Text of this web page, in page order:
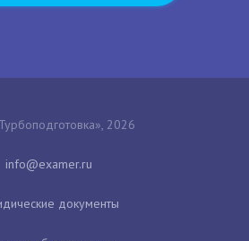
2026
документы